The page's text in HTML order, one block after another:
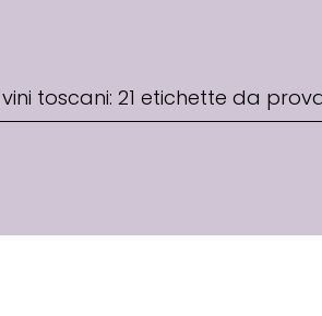
toscani: 21 etichette da